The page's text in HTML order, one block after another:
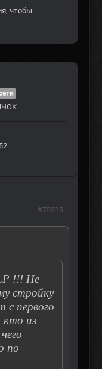
, чтобы
!!! Не
стройку
с первого
из
по
#75315